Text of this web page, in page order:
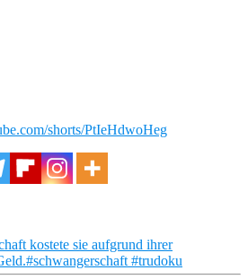
shorts/PtIeHdwoHeg
kostete sie aufgrund ihrer
#trudoku